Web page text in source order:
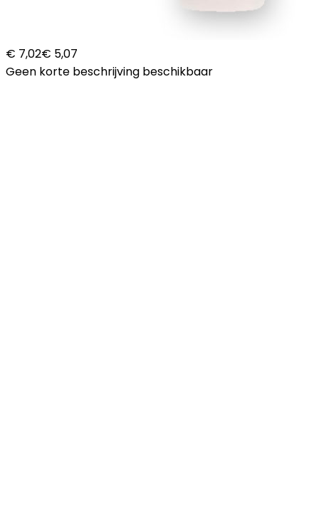
€ 7,02€ 5,07
Geen korte beschrijving beschikbaar